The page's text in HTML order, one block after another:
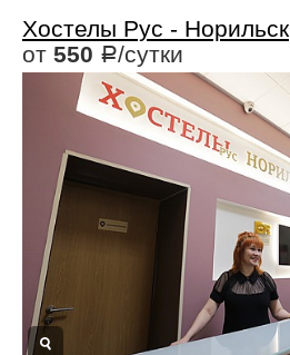
Хостелы Рус - Норильск
от 550 Р/сутки